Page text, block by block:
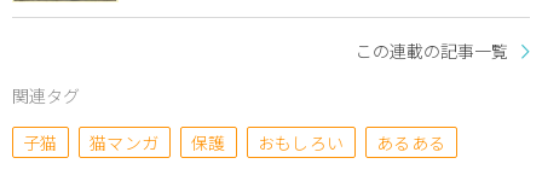
この連載の記事一覧
関連タグ
子猫
猫マンガ 保護 おもしろい あるある